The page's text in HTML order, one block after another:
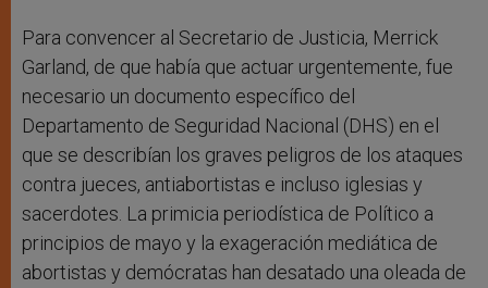
Para convencer al Secretario de Justicia, Merrick
Garland, de que había que actuar urgentemente, fue
necesario un documento específico del
Departamento de Seguridad Nacional (DHS) en el
que se describían los graves peligros de los ataques
contra jueces, antiabortistas e incluso iglesias y
sacerdotes. La primicia periodística de Político a
principios de mayo y la exageración mediática de
abortistas y demócratas han desatado una oleada de